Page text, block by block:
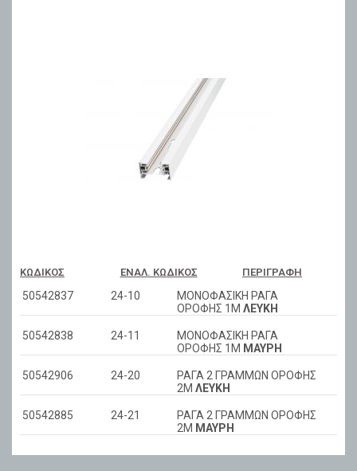
ΚΩΔΙΚΌΣ ΕΝΑΛ. ΚΩΔΙΚΌΣ ΠΕΡΙΓΡΑΦΉ
50542837 24-10
ΜΟΝΟΦΑΣΙΚΗ ΡΑΓΑ
ΟΡΟΦΗΣ 1Μ ΛΕΥΚΗ
50542838 24-11
ΜΟΝΟΦΑΣΙΚΗ ΡΑΓΑ
ΟΡΟΦΗΣ 1Μ ΜΑΥΡΗ
50542906 24-20
ΡΑΓΑ 2 ΓΡΑΜΜΩΝ ΟΡΟΦΗΣ
2Μ ΛΕΥΚΗ
50542885 24-21
ΡΑΓΑ 2 ΓΡΑΜΜΩΝ ΟΡΟΦΗΣ
2Μ ΜΑΥΡΗ